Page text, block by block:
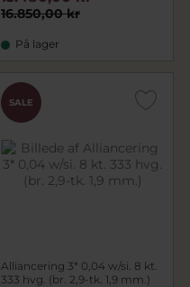
16.850,00 kr
På lager
SALE
Alliancering 3* 0,04 w/si. 8 kt.
333 hvg. (br. 2,9-tk. 1,9 mm.)